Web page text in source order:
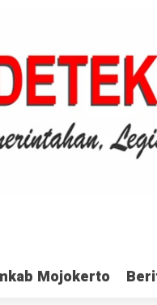
Mojokerto
Mojokerto